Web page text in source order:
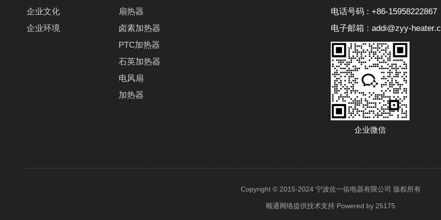
企业文化
企业环境
扇热器
卤素加热器
PTC加热器
石英加热器
电风扇
加热器
电话号码 : +86-15958222867
电子邮箱 : addi@zyy-
企业微信
Copyright © 2015-2024 宁波佐一佑电器有限公司 版权所有
顺通网络提供技术支持 Powered by 25175